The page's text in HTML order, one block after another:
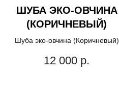
ШУБА ЭКО-ОВЧИНА
(КОРИЧНЕВЫЙ)
Шуба эко-овчина (Коричневый)
12 000 р.